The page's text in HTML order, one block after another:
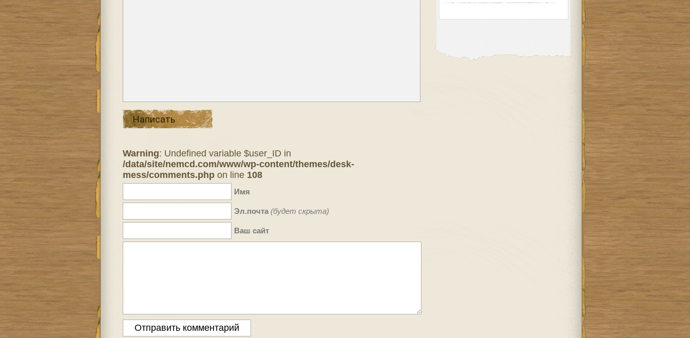
Написать
Warning: Undefined variable $user_ID in
/data/site/nemcd.com/www/wp-content/themes/desk-
mess/comments.phpon line 108
Имя
Эл.почта (будет скрыта)
Ваш сайт